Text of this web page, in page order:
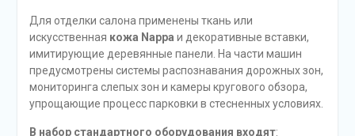
Для отделки салона применены ткань или
искусственная кожа Nappa и декоративные вставки,
имитирующие деревянные панели. На части машин
предусмотрены системы распознавания дорожных зон,
мониторинга слепых зон и камеры кругового обзора,
упрощающие процесс парковки в стесненных условиях.
В набор стандартного оборудования входят: